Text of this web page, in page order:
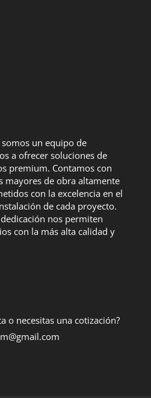
un equipo de
a ofrecer soluciones de
premium. Contamos con
mayores de obra altamente
con la excelencia en el
de cada proyecto.
nos permiten
con la más alta calidad y
o necesitas una cotización?